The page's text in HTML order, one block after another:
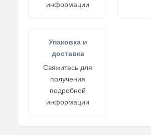
информации
Упаковка и
доставка
Свяжитесь для
получения
подробной
информации